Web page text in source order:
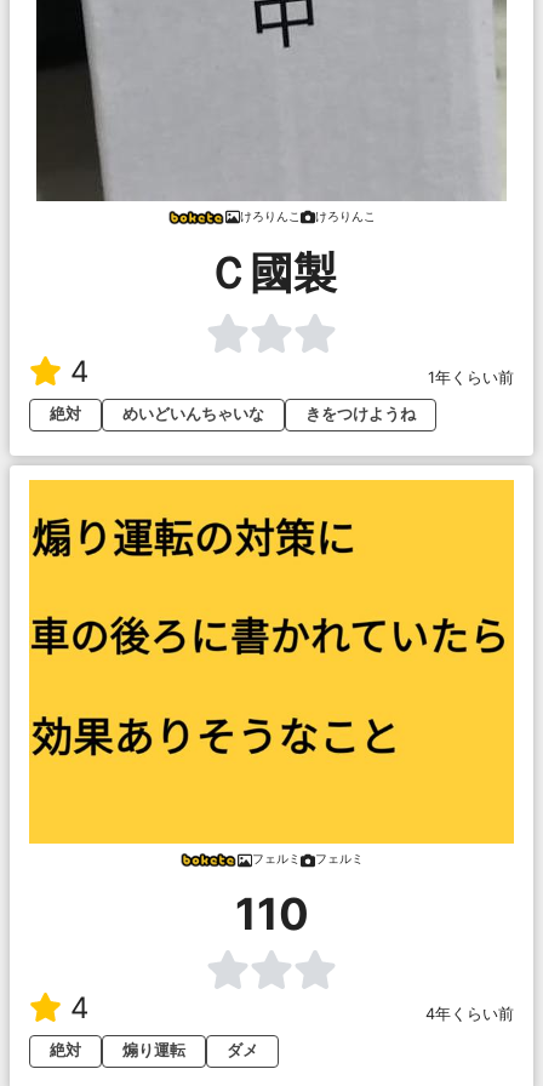
けろりんこ けろりんこ
Ｃ國製
4
1年くらい前
絶対
めいどいんちゃいな きをつけようね
フェルミ フェルミ
110
4
4年くらい前
絶対
煽り運転 ダメ